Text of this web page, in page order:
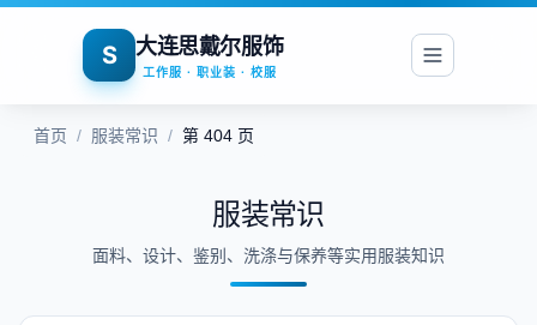
S 大连思戴尔服饰
工作服 · 职业装 · 校服
首页 / 服装常识 / 第 404 页
服装常识
面料、设计、鉴别、洗涤与保养等实用服装知识